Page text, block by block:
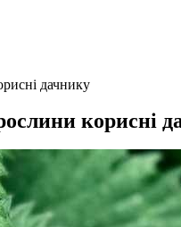
дачнику
корисні